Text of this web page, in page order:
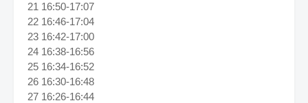
21 16:50-17:07
22 16:46-17:04
23 16:42-17:00
24 16:38-16:56
25 16:34-16:52
26 16:30-16:48
27 16:26-16:44